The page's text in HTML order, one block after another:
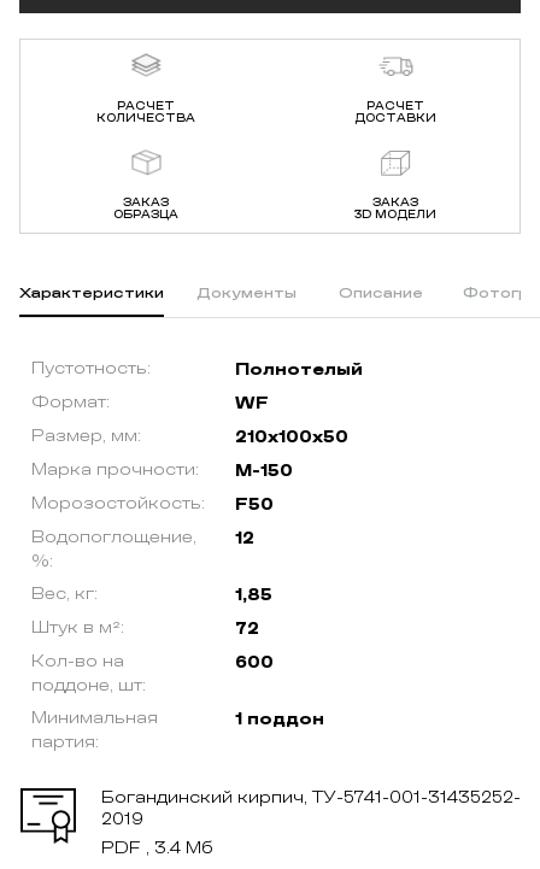
РАСЧЕТ
КОЛИЧЕСТВА
РАСЧЕТ
ДОСТАВКИ
ЗАКАЗ
ОБРАЗЦА
ЗАКАЗ
3D МОДЕЛИ
Характеристики Документы Описание
Пустотность: Полнотелый
Формат: WF
Размер, мм: 210х100х50
Марка прочности: М-150
Морозостойкость: F50
Водопоглощение,
%:
12
Вес, кг: 1,85
Штук в м²: 72
Кол-во на
поддоне, шт:
600
Минимальная
партия:
1 поддон
Богандинский кирпич, ТУ-5741-001-31435252-
2019
PDF , 3.4 Мб